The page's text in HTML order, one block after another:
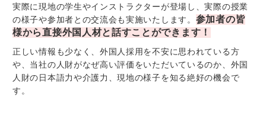
実際に現地の学生やインストラクターが登場し、実際の授業
の様子や参加者との交流会も実施いたします。 参加者の皆
様から直接外国人材と話すことができます！
正しい情報も少なく、外国人採用を不安に思われている方
や、当社の人財がなぜ高い評価をいただいているのか、外国
人財の日本語力や介護力、現地の様子を知る絶好の機会で
す。